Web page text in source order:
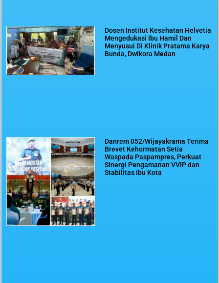
Dosen Institut Kesehatan Helvetia
Mengedukasi Ibu Hamil Dan
Menyusui Di Klinik Pratama Karya
Bunda, Dwikora Medan
Danrem 052/Wijayakrama Terima
Brevet Kehormatan Setia
Waspada Paspampres, Perkuat
Sinergi Pengamanan VVIP dan
Stabilitas Ibu Kota